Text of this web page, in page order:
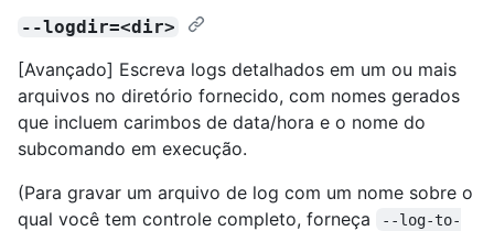
--logdir=<dir>
[Avançado] Escreva logs detalhados em um ou mais
arquivos no diretório fornecido, com nomes gerados
que incluem carimbos de data/hora e o nome do
subcomando em execução.
(Para gravar um arquivo de log com um nome sobre o
qual você tem controle completo, forneça
--log-to-